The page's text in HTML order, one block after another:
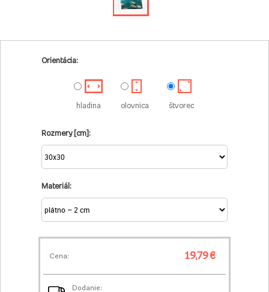
Orientácia:
hladina olovnica štvorec
Rozmery [cm]:
Materiál:
Cena: 19,79 €
Dodanie: